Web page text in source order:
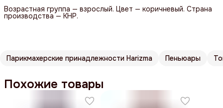
Возрастная группа — взрослый. Цвет — коричневый. Страна
производства — КНР.
Парикмахерские принадлежности Harizma Пеньюары
Похожие товары